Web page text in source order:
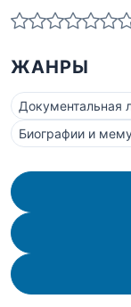
ЖАНРЫ
Документальная
Биографии и